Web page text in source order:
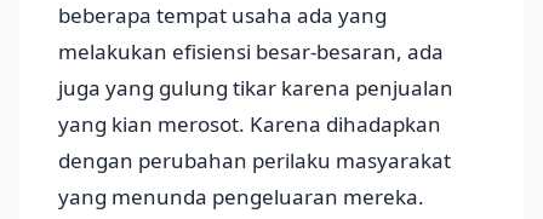
beberapa tempat usaha ada yang
melakukan efisiensi besar-besaran, ada
juga yang gulung tikar karena penjualan
yang kian merosot. Karena dihadapkan
dengan perubahan perilaku masyarakat
yang menunda pengeluaran mereka.